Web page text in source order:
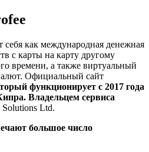
себя как международная денежная
с карты на карту другому
времени, а также виртуальный
Официальный сайт
функционирует с 2017 года
Владельцем сервиса
Solutions Ltd.
большое число